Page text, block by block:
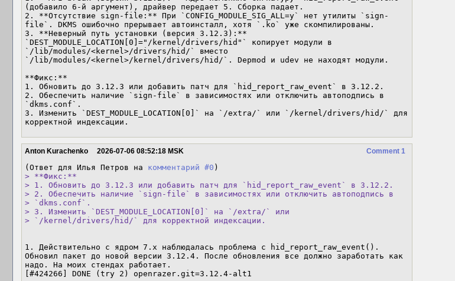
(добавило 6-й аргумент), драйвер передает 5. Сборка падает.
2. **Отсутствие sign-file:** При `CONFIG_MODULE_SIG_ALL=y` нет утилиты `sign-
file`. DKMS ошибочно прерывает автоинсталл, хотя `.ko` уже скомпилированы.
3. **Неверный путь установки (версия 3.12.3):**
`DEST_MODULE_LOCATION[0]="/kernel/drivers/hid"` копирует модули в
`/lib/modules/<kernel>/drivers/hid/` вместо
`/lib/modules/<kernel>/kernel/drivers/hid/`. Depmod и udev не находят модули.
**Фикс:**
1. Обновить до 3.12.3 или добавить патч для `hid_report_raw_event` в 3.12.2.
2. Обеспечить наличие `sign-file` в зависимостях или отключить автоподпись в
`dkms.conf`.
3. Изменить `DEST_MODULE_LOCATION[0]` на `/extra/` или `/kernel/drivers/hid/` для
корректной индексации.
Comment 1
Anton Kurachenko 2026-07-06 08:52:18 MSK
(Ответ для Илья Петров на комментарий #0
> **Фикс:**
> 1. Обновить до 3.12.3 или добавить патч для `hid_report_raw_event` в 3.12.2.
> 2. Обеспечить наличие `sign-file` в зависимостях или отключить автоподпись в
> `dkms.conf`.
> 3. Изменить `DEST_MODULE_LOCATION[0]` на `/extra/` или
> `/kernel/drivers/hid/` для корректной индексации.
1. Действительно с ядром 7.x наблюдалась проблема с hid_report_raw_event().
Обновил пакет до новой версии 3.12.4. После обновления все должно заработать как
надо. На моих стендах работает.
[#424266] DONE (try 2) openrazer.git=3.12.4-alt1